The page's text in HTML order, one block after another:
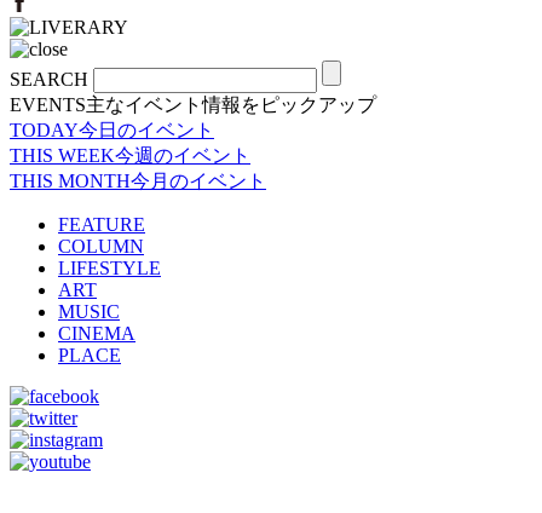
SEARCH
EVENTS主なイベント情報をピックアップ
TODAY今日のイベント
THIS WEEK今週のイベント
THIS MONTH今月のイベント
FEATURE
COLUMN
LIFESTYLE
ART
MUSIC
CINEMA
PLACE